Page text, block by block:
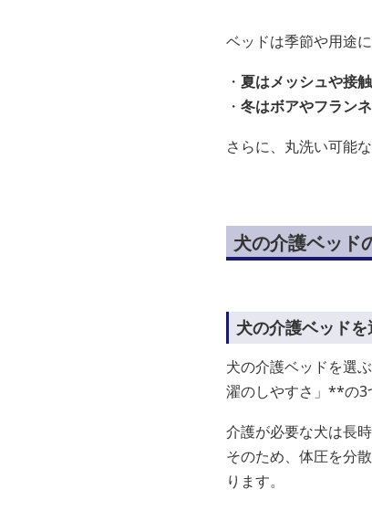
ベッドは季節や用途
・ 夏はメッシュや接
・ 冬はボアやフラン
さらに、丸洗い可能
犬の介護ベッド
犬の介護ベッド
犬の介護ベッドを選
濯のしやすさ」**の3
介護が必要な犬は長
そのため、体圧を分
ります。